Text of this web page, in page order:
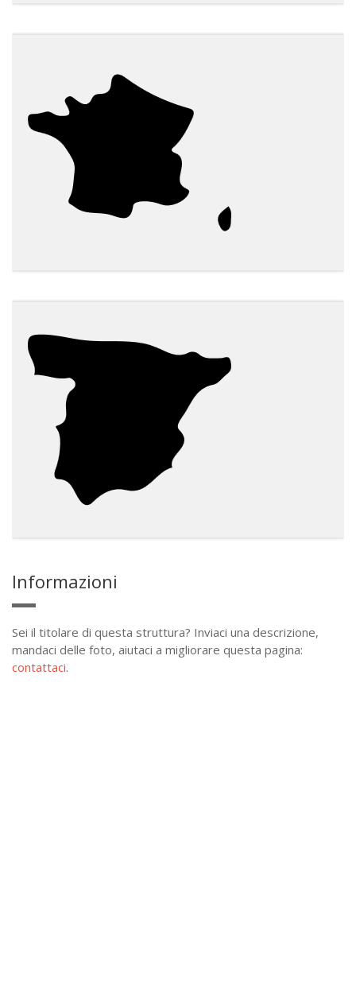
Informazioni
Sei il titolare di questa struttura? Inviaci una descrizione,
mandaci delle foto, aiutaci a migliorare questa pagina:
contattaci.